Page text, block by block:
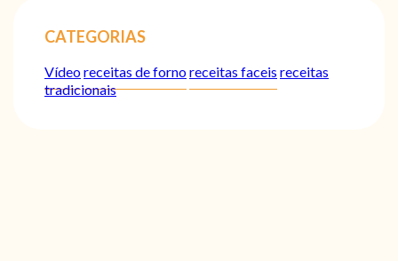
CATEGORIAS
Vídeoreceitas de fornoreceitas faceis receitas
tradicionais